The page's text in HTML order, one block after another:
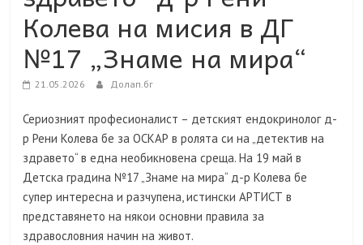
Колева на мисия в ДГ
№17 „Знаме на мира“
21.05.2026 Долап.бг
Сериозният професионалист – детският ендокринолог д-
р Рени Колева бе за ОСКАР в ролята си на „детектив на
здравето“ в една необикновена среща. На 19 май в
Детска градина №17 „Знаме на мира“ д-р Колева бе
супер интересна и разчупена, истински АРТИСТ в
представянето на някои основни правила за
здравословния начин на живот.